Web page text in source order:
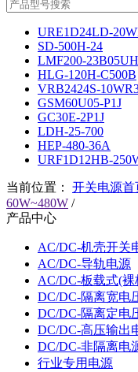
URE1D24LD-
SD-500H-24
LMF200-23B05UH
HLG-120H-C500B
VRB2424S-
GSM60U05-P1J
GC30E-2P1J
LDH-25-700
HEP-480-36A
URF1D12HB-
当前位置： 开关电源首
60W~480W /
产品中心
AC/DC-机壳开关
AC/DC-导轨电源
AC/DC-板载式(裸
DC/DC-隔离宽电
DC/DC-隔离定电
DC/DC-高压输出
DC/DC-非隔离电
行业专用电源